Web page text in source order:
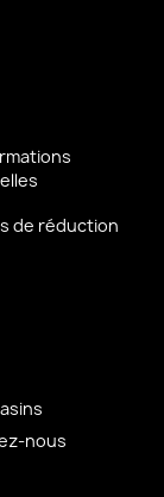
de réduction
nous